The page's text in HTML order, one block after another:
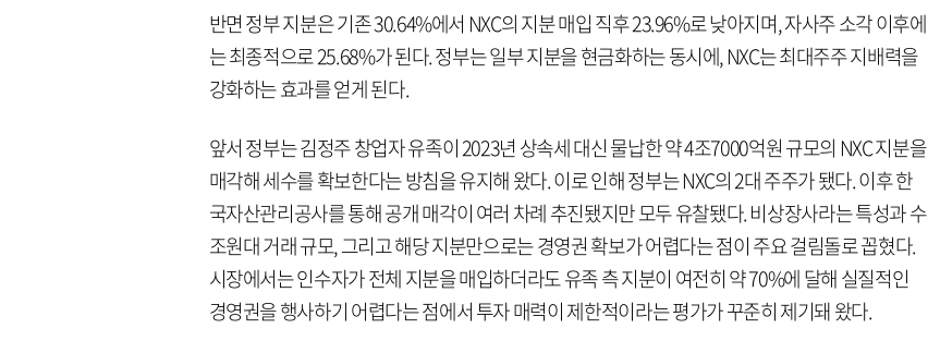
반면 정부 지분은 기존 30.64%에서 NXC의 지분 매입 직후 23.96%로 낮아지며, 자사주 소각 이후에
는 최종적으로 25.68%가 된다. 정부는 일부 지분을 현금화하는 동시에, NXC는 최대주주 지배력을
강화하는 효과를 얻게 된다.
앞서 정부는 김정주 창업자 유족이 2023년 상속세 대신 물납한 약 4조7000억원 규모의 NXC 지분을
매각해 세수를 확보한다는 방침을 유지해 왔다. 이로 인해 정부는 NXC의 2대 주주가 됐다. 이후 한
국자산관리공사를 통해 공개 매각이 여러 차례 추진됐지만 모두 유찰됐다. 비상장사라는 특성과 수
조원대 거래 규모, 그리고 해당 지분만으로는 경영권 확보가 어렵다는 점이 주요 걸림돌로 꼽혔다.
시장에서는 인수자가 전체 지분을 매입하더라도 유족 측 지분이 여전히 약 70%에 달해 실질적인
경영권을 행사하기 어렵다는 점에서 투자 매력이 제한적이라는 평가가 꾸준히 제기돼 왔다.